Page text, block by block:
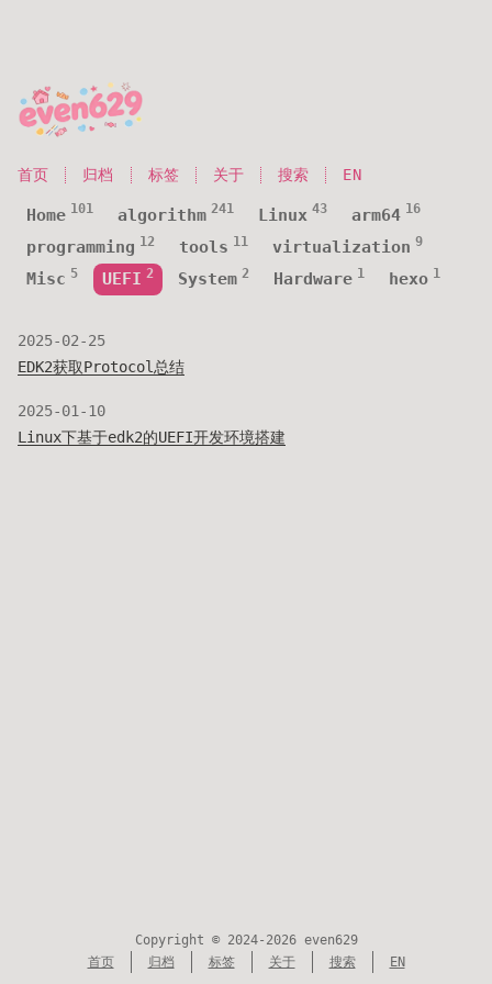
首页 归档 标签 关于 搜索 EN
Home 101 algorithm 241 Linux 43 arm64 16
programming 12 tools 11 virtualization 9
Misc 5 UEFI 2 System 2 Hardware 1 hexo 1
2025-02-25
EDK2获取Protocol总结
2025-01-10
Linux下基于edk2的UEFI开发环境搭建
Copyright © 2024-2026 even629
首页
归档 标签 关于 搜索 EN